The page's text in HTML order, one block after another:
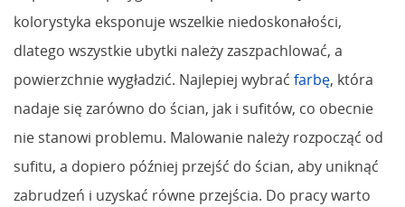
kolorystyka eksponuje wszelkie niedoskonałości,
dlatego wszystkie ubytki należy zaszpachlować, a
powierzchnie wygładzić. Najlepiej wybrać farbę, która
nadaje się zarówno do ścian, jak i sufitów, co obecnie
nie stanowi problemu. Malowanie należy rozpocząć od
sufitu, a dopiero później przejść do ścian, aby uniknąć
zabrudzeń i uzyskać równe przejścia. Do pracy warto